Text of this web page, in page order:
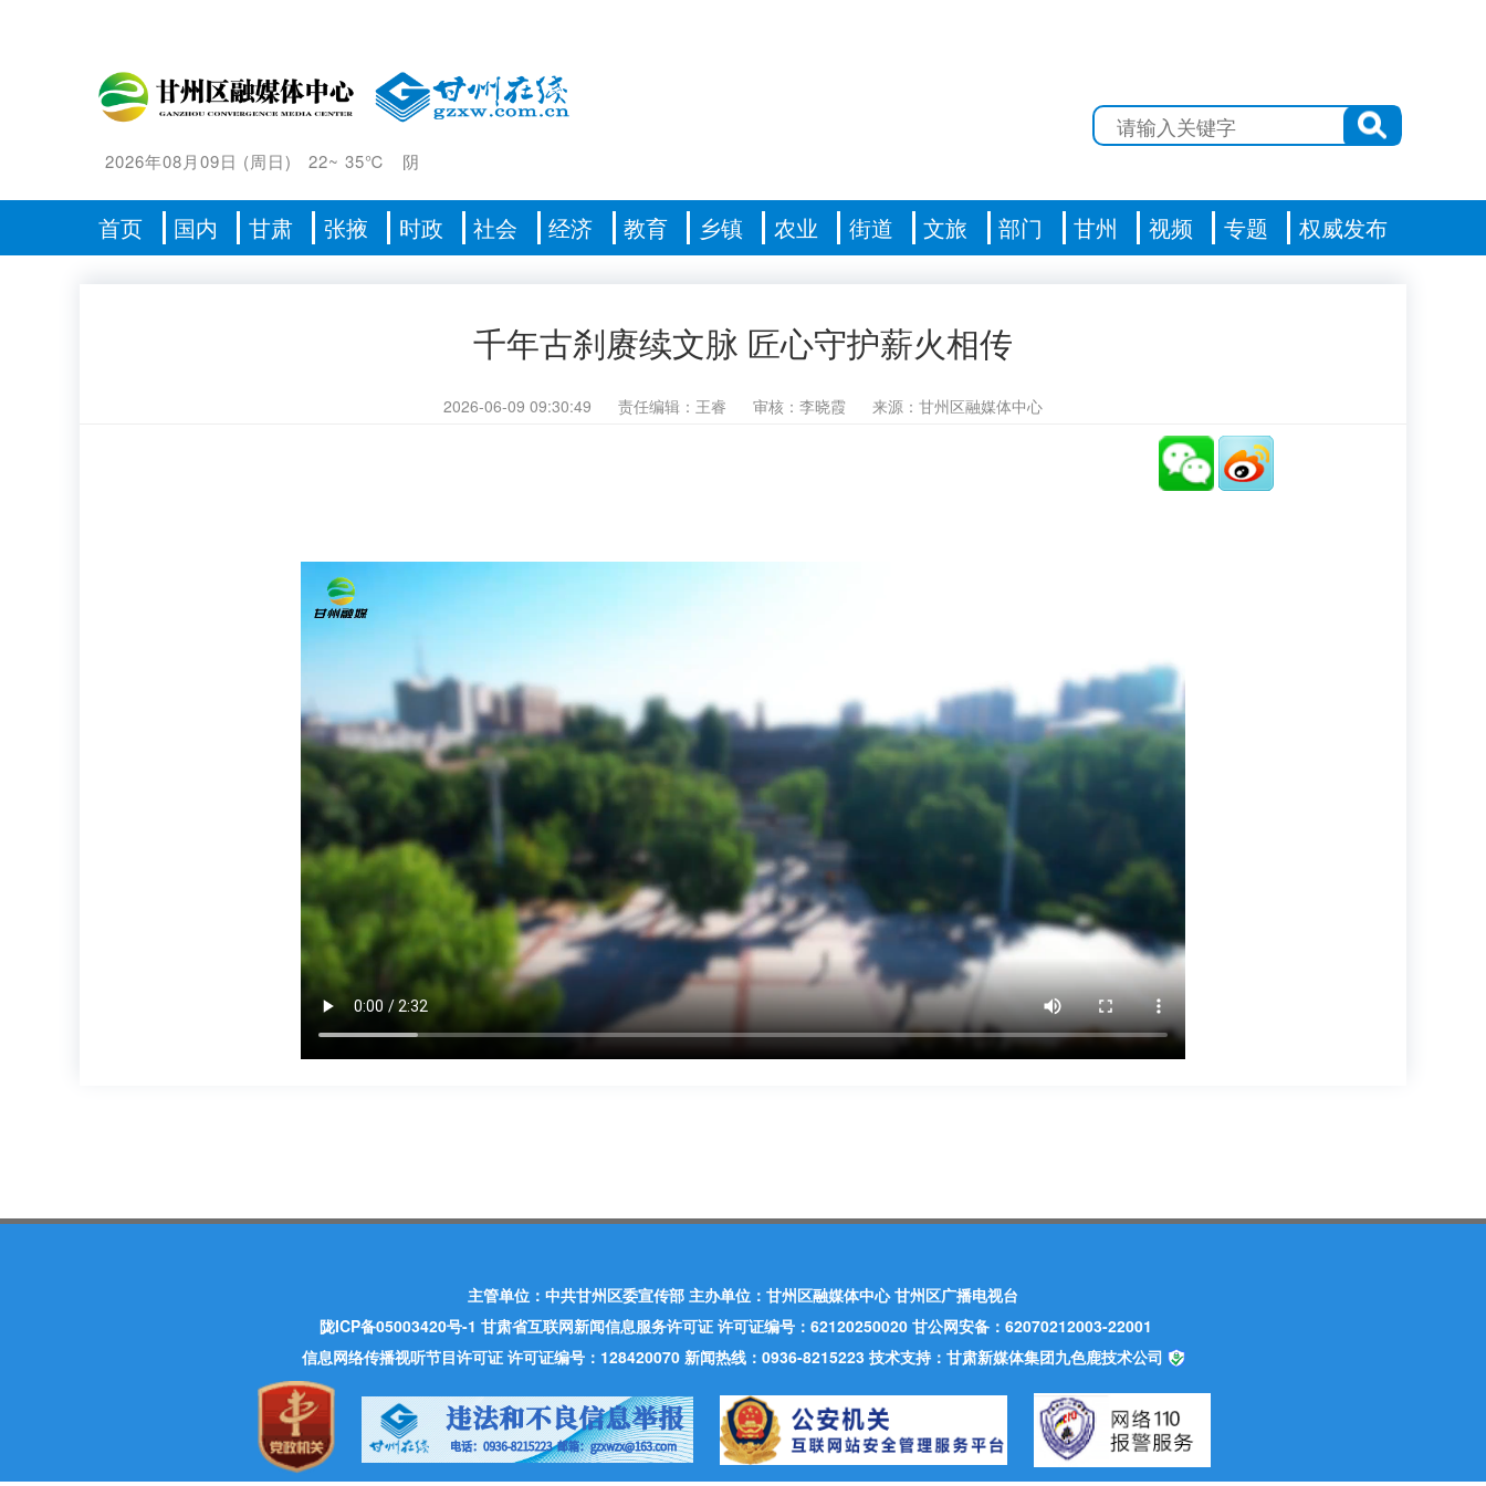
2026年08月09日 (周日) 22~ 35℃ 阴
首页 国内 甘肃 张掖 时政 社会 经济 教育 乡镇 农业 街道 文旅 部门 甘州 视频 专题 权威发布
千年古刹赓续文脉 匠心守护薪火相传
2026-06-09 09:30:49 责任编辑：王睿 审核：李晓霞 来源：甘州区融媒体中心
主管单位：中共甘州区委宣传部 主办单位：甘州区融媒体中心 甘州区广播电视台
陇ICP备05003420号-1 甘肃省互联网新闻信息服务许可证 许可证编号：62120250020 甘公网安备：62070212003-22001
信息网络传播视听节目许可证 许可证编号：128420070 新闻热线：0936-8215223 技术支持：甘肃新媒体集团九色鹿技术公司